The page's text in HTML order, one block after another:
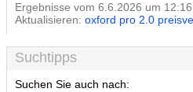
Ergebnisse vom 6.6.2026 um 12:16
Aktualisieren: oxford pro 2.0
Suchtipps
Suchen Sie auch nach: